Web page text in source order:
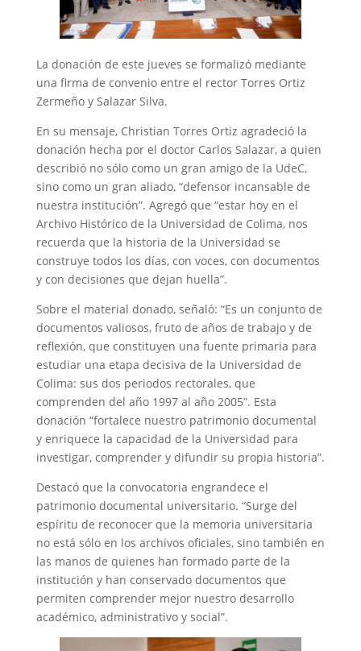
La donación de este jueves se formalizó mediante
una firma de convenio entre el rector Torres Ortiz
Zermeño y Salazar Silva.
En su mensaje, Christian Torres Ortiz agradeció la
donación hecha por el doctor Carlos Salazar, a quien
describió no sólo como un gran amigo de la UdeC,
sino como un gran aliado, “defensor incansable de
nuestra institución”. Agregó que “estar hoy en el
Archivo Histórico de la Universidad de Colima, nos
recuerda que la historia de la Universidad se
construye todos los días, con voces, con documentos
y con decisiones que dejan huella”.
Sobre el material donado, señaló: “Es un conjunto de
documentos valiosos, fruto de años de trabajo y de
reflexión, que constituyen una fuente primaria para
estudiar una etapa decisiva de la Universidad de
Colima: sus dos periodos rectorales, que
comprenden del año 1997 al año 2005”. Esta
donación “fortalece nuestro patrimonio documental
y enriquece la capacidad de la Universidad para
investigar, comprender y difundir su propia historia”.
Destacó que la convocatoria engrandece el
patrimonio documental universitario. “Surge del
espíritu de reconocer que la memoria universitaria
no está sólo en los archivos oficiales, sino también en
las manos de quienes han formado parte de la
institución y han conservado documentos que
permiten comprender mejor nuestro desarrollo
académico, administrativo y social”.